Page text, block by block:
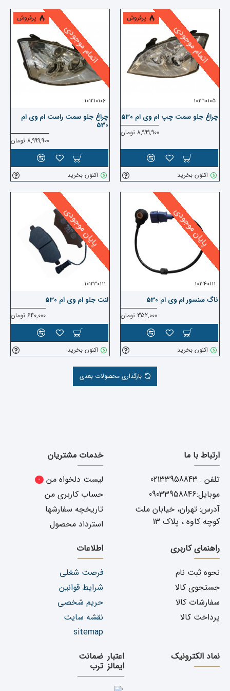
پرفروش
اتمام موجودی
101210105
چراغ جلو سمت چپ ام وی ام 530
8,999,900 تومان
اکنون بخرید
پرفروش
اتمام موجودی
101210106
چراغ جلو سمت راست ام وی ام
530
8,999,900 تومان
اکنون بخرید
پایان موجودی
101240111
ناگ سنسور ام وی ام 530
352,000 تومان
اکنون بخرید
پایان موجودی
101230111
لنت جلو ام وی ام 530
640,000 تومان
اکنون بخرید
بارگذاری محصولات بعدی
ارتباط با ما
تلفن : 02133958843
موبایل:09033958846
آدرس: تهران، خیابان ملت
کوچه کاوه ، پلاک 13
خدمات مشتریان
لیست دلخواه من
0
حساب کاربری من
تاریخچه سفارشها
استرداد محصول
راهنمای کاربری
نحوه ثبت نام
جستجوی کالا
سفارشات کالا
پرداخت کالا
اطلاعات
فرصت شغلی
شرایط قوانین
حریم شخصی
نقشه سایت
sitemap
نماد الکترونیک
اعتبار
ایمالز
ضمانت
ترب